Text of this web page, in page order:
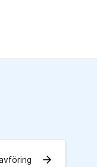
arrow_forward